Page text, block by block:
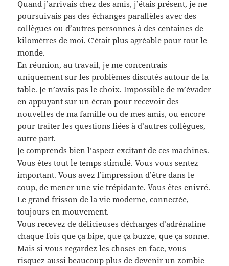
Quand j’arrivais chez des amis, j’étais présent, je ne
poursuivais pas des échanges parallèles avec des
collègues ou d’autres personnes à des centaines de
kilomètres de moi. C’était plus agréable pour tout le
monde.
En réunion, au travail, je me concentrais
uniquement sur les problèmes discutés autour de la
table. Je n’avais pas le choix. Impossible de m’évader
en appuyant sur un écran pour recevoir des
nouvelles de ma famille ou de mes amis, ou encore
pour traiter les questions liées à d’autres collègues,
autre part.
Je comprends bien l’aspect excitant de ces machines.
Vous êtes tout le temps stimulé. Vous vous sentez
important. Vous avez l’impression d’être dans le
coup, de mener une vie trépidante. Vous êtes enivré.
Le grand frisson de la vie moderne, connectée,
toujours en mouvement.
Vous recevez de délicieuses décharges d’adrénaline
chaque fois que ça bipe, que ça buzze, que ça sonne.
Mais si vous regardez les choses en face, vous
risquez aussi beaucoup plus de devenir un zombie